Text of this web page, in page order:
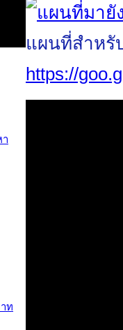
แผนที่สำหรั
https://